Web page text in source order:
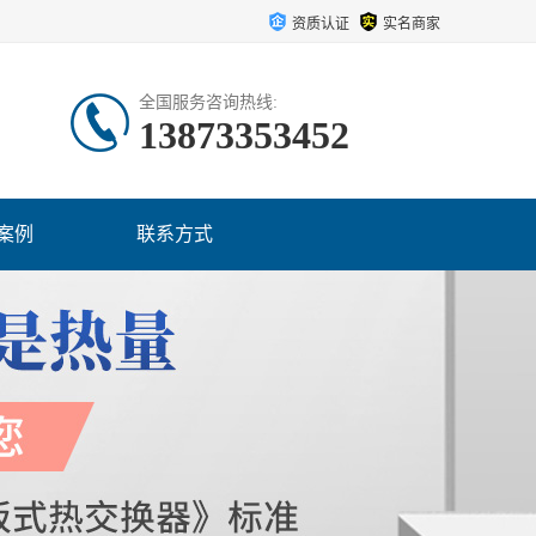
资质认证 实名商家
全国服务咨询热线:
13873353452
例 联系方式